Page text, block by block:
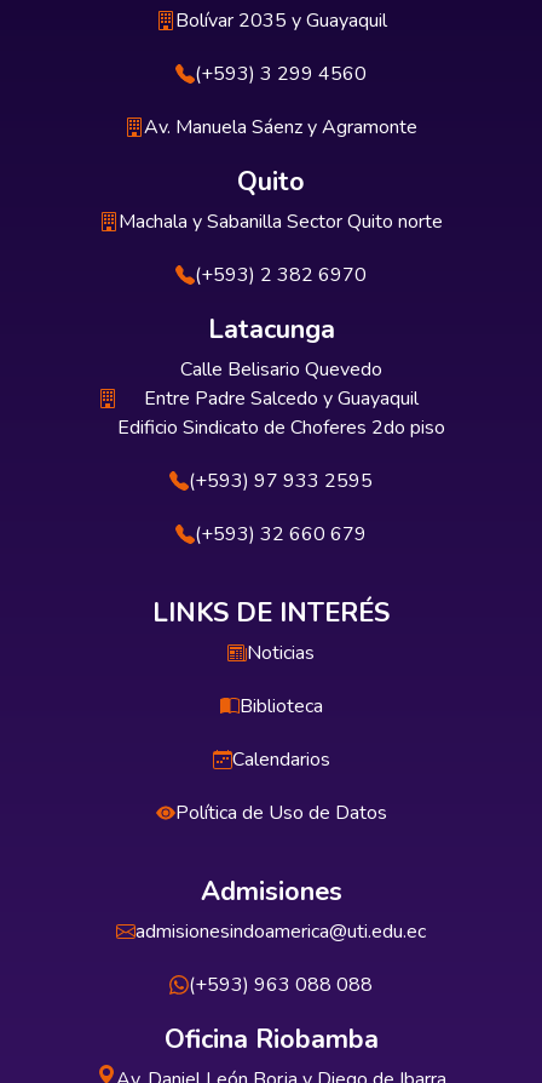
Bolívar 2035 y Guayaquil
(+593) 3 299 4560
Av. Manuela Sáenz y Agramonte
Quito
Machala y Sabanilla Sector Quito norte
(+593) 2 382 6970
Latacunga
Calle Belisario Quevedo
Entre Padre Salcedo y Guayaquil
Edificio Sindicato de Choferes 2do piso
(+593) 97 933 2595
(+593) 32 660 679
LINKS DE INTERÉS
Noticias
Biblioteca
Calendarios
Política de Uso de Datos
Admisiones
admisionesindoamerica@uti.edu.ec
(+593) 963 088 088
Oficina Riobamba